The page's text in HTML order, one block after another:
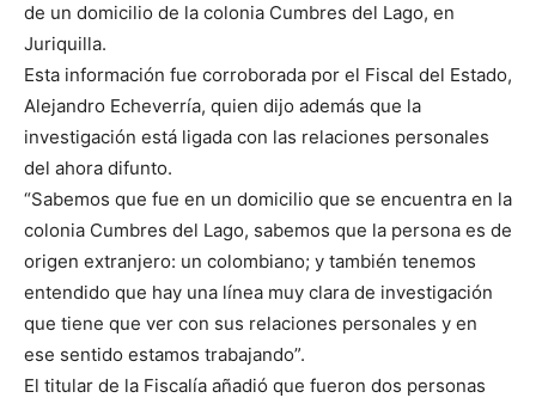
de un domicilio de la colonia Cumbres del Lago, en
Juriquilla.
Esta información fue corroborada por el Fiscal del Estado,
Alejandro Echeverría, quien dijo además que la
investigación está ligada con las relaciones personales
del ahora difunto.
“Sabemos que fue en un domicilio que se encuentra en la
colonia Cumbres del Lago, sabemos que la persona es de
origen extranjero: un colombiano; y también tenemos
entendido que hay una línea muy clara de investigación
que tiene que ver con sus relaciones personales y en
ese sentido estamos trabajando”.
El titular de la Fiscalía añadió que fueron dos personas